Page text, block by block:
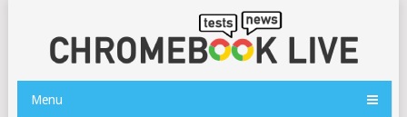
Menu